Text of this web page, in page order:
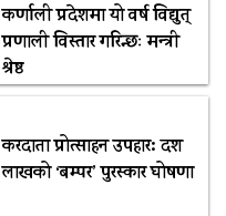
कर्णाली प्रदेशमा यो वर्ष विद्युत्
प्रणाली विस्तार गरिन्छः मन्त्री
श्रेष्ठ
करदाता प्रोत्साहन उपहार: दश
लाखको ‘बम्पर’ पुरस्कार घोषणा